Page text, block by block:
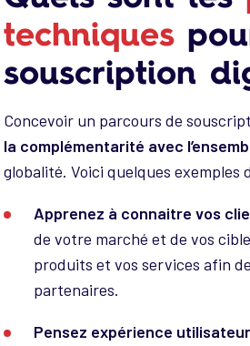
techniques
souscription
Concevoir un parcours de
la complémentarité avec
globalité. Voici quelques exemples
Apprenez à connaitre vos
de votre marché et de vos
produits et vos services afin
partenaires.
Pensez expérience utilisateur